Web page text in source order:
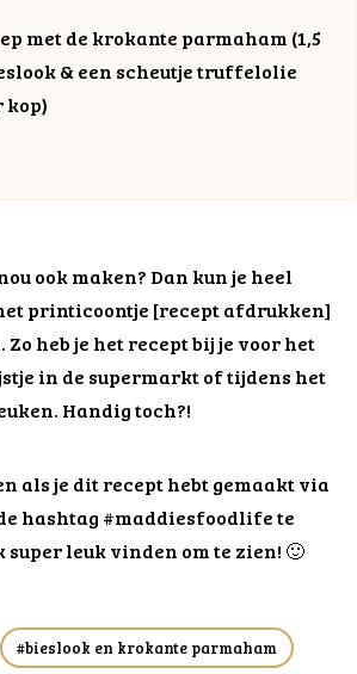
met de krokante parmaham (1,5
& een scheutje truffelolie
kop)
ook maken? Dan kun je heel
printicoontje [recept afdrukken]
heb je het recept bij je voor het
in de supermarkt of tijdens het
Handig toch?!
als je dit recept hebt gemaakt via
hashtag #maddiesfoodlife te
super leuk vinden om te zien! 🙂
bieslook en krokante parmaham